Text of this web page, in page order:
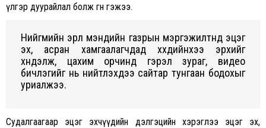
үлгэр дуурайлал болж өгнө гэжээ.
Нийгмийн эрүүл мэндийн газрын мэргэжилтнүүд эцэг
эх, асран хамгаалагчдад хүүхдийнхээ эрхийг
хүндэлж, цахим орчинд гэрэл зураг, видео
бичлэгийг нь нийтлэхдээ сайтар тунгаан бодохыг
уриалжээ.
Судалгаагаар эцэг эхчүүдийн дэлгэцийн хэрэглээ эцэг эх,